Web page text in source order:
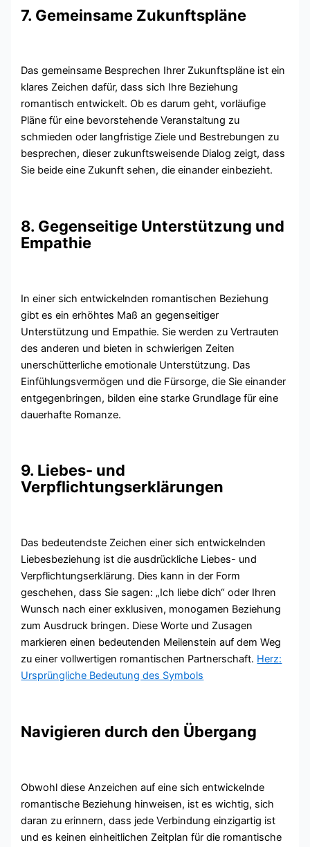
7. Gemeinsame Zukunftspläne
Das gemeinsame Besprechen Ihrer Zukunftspläne ist ein
klares Zeichen dafür, dass sich Ihre Beziehung
romantisch entwickelt. Ob es darum geht, vorläufige
Pläne für eine bevorstehende Veranstaltung zu
schmieden oder langfristige Ziele und Bestrebungen zu
besprechen, dieser zukunftsweisende Dialog zeigt, dass
Sie beide eine Zukunft sehen, die einander einbezieht.
8. Gegenseitige Unterstützung und
Empathie
In einer sich entwickelnden romantischen Beziehung
gibt es ein erhöhtes Maß an gegenseitiger
Unterstützung und Empathie. Sie werden zu Vertrauten
des anderen und bieten in schwierigen Zeiten
unerschütterliche emotionale Unterstützung. Das
Einfühlungsvermögen und die Fürsorge, die Sie einander
entgegenbringen, bilden eine starke Grundlage für eine
dauerhafte Romanze.
9. Liebes- und
Verpflichtungserklärungen
Das bedeutendste Zeichen einer sich entwickelnden
Liebesbeziehung ist die ausdrückliche Liebes- und
Verpflichtungserklärung. Dies kann in der Form
geschehen, dass Sie sagen: „Ich liebe dich“ oder Ihren
Wunsch nach einer exklusiven, monogamen Beziehung
zum Ausdruck bringen. Diese Worte und Zusagen
markieren einen bedeutenden Meilenstein auf dem Weg
zu einer vollwertigen romantischen Partnerschaft. Herz:
Ursprüngliche Bedeutung des Symbols
Navigieren durch den Übergang
Obwohl diese Anzeichen auf eine sich entwickelnde
romantische Beziehung hinweisen, ist es wichtig, sich
daran zu erinnern, dass jede Verbindung einzigartig ist
und es keinen einheitlichen Zeitplan für die romantische